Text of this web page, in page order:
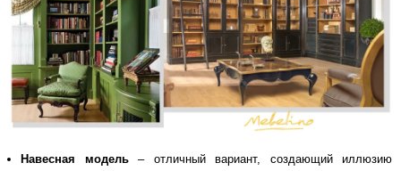
Навесная модель – отличный вариант, создающий иллюзию